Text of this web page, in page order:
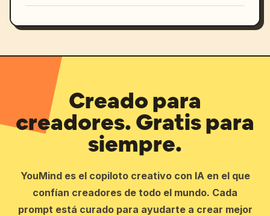
Creado para
creadores. Gratis para
siempre.
YouMind es el copiloto creativo con IA en el que
confían creadores de todo el mundo. Cada
prompt está curado para ayudarte a crear mejor